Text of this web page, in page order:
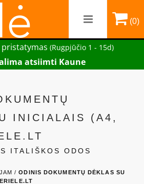
(0)
pristatymas (Rugpjūčio 1 - 15d)
atsiimti Kaune
INICIALAIS (A4,
ITALIŠKOS ODOS
JAM /ODINIS DOKUMENTŲ DĖKLAS SU